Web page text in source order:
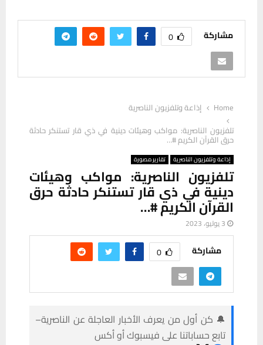
مشاركة 0
Home
إذاعة وتلفزيون الناصرية
تلفزيون الناصرية: مواكب وهيئات دينية في ذي قار تستنكر حادثة
حرق القرآن الكريم #…
إذاعة وتلفزيون الناصرية تقارير مصورة
تلفزيون الناصرية: مواكب وهيئات
دينية في ذي قار تستنكر حادثة حرق
القرآن الكريم #…
3 يوليو، 2023
مشاركة 0
🔔 كن أول من يعرف الأخبار العاجلة عن الناصرية–
تابع حساباتنا على فيسبوك أو أكس